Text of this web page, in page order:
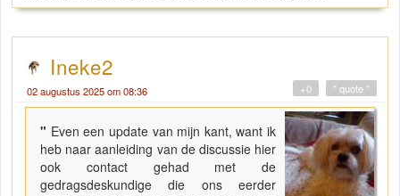
Ineke2
02 augustus 2025 om 08:36 " quote "
+0
" Even een update van mijn kant, want ik
heb naar aanleiding van de discussie hier
ook contact gehad met de
gedragsdeskundige die ons eerder